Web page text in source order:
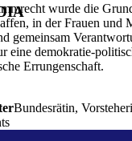
wurde die
in der Frauen und
gemeinsam
eine demokratie-
Errungenschaft.
Bundesrätin,